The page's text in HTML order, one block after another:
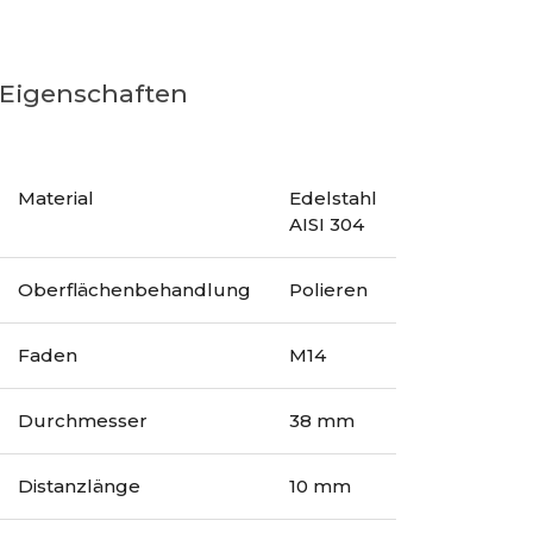
Eigenschaften
Material
Edelstahl
AISI 304
Oberflächenbehandlung Polieren
Faden M14
Durchmesser 38 mm
Distanzlänge 10 mm